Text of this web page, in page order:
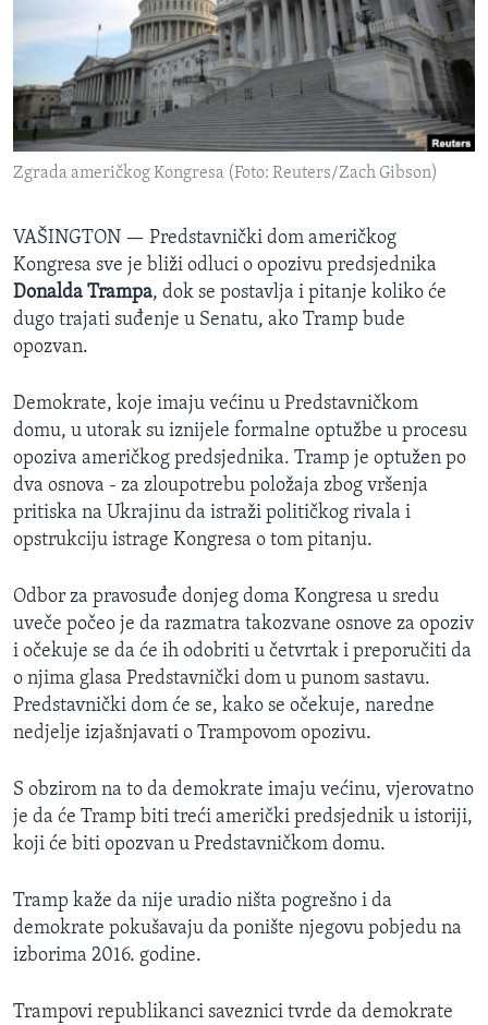
MAGAZIN
O GLASU AMERIKE
Learning English
PRATITE NAS
Jezici
Zgrada američkog Kongresa (Foto: Reuters/Zach Gibson)
VAŠINGTON — Predstavnički dom američkog
Kongresa sve je bliži odluci o opozivu predsjednika
Donalda Trampa, dok se postavlja i pitanje koliko će
dugo trajati suđenje u Senatu, ako Tramp bude
opozvan.
Demokrate, koje imaju većinu u Predstavničkom
domu, u utorak su iznijele formalne optužbe u procesu
opoziva američkog predsjednika. Tramp je optužen po
dva osnova - za zloupotrebu položaja zbog vršenja
pritiska na Ukrajinu da istraži političkog rivala i
opstrukciju istrage Kongresa o tom pitanju.
Odbor za pravosuđe donjeg doma Kongresa u sredu
uveče počeo je da razmatra takozvane osnove za opoziv
i očekuje se da će ih odobriti u četvrtak i preporučiti da
o njima glasa Predstavnički dom u punom sastavu.
Predstavnički dom će se, kako se očekuje, naredne
nedjelje izjašnjavati o Trampovom opozivu.
S obzirom na to da demokrate imaju većinu, vjerovatno
je da će Tramp biti treći američki predsjednik u istoriji,
koji će biti opozvan u Predstavničkom domu.
Tramp kaže da nije uradio ništa pogrešno i da
demokrate pokušavaju da ponište njegovu pobjedu na
izborima 2016. godine.
Trampovi republikanci saveznici tvrde da demokrate